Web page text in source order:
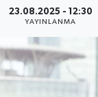
23.08.2025 - 12:30
YAYINLANMA
İLÇELER
KÜLTÜR-
SAĞLIK-
Tüm
Son
Haber